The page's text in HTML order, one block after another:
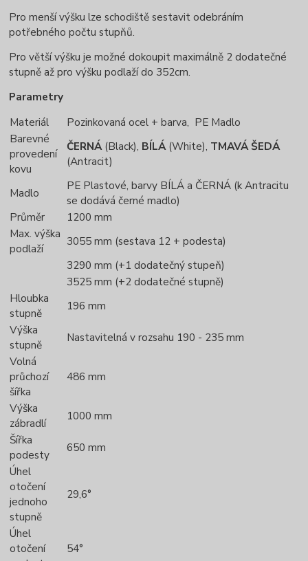
Pro menší výšku lze schodiště sestavit odebráním
potřebného počtu stupňů.
Pro větší výšku je možné dokoupit maximálně 2 dodatečné
stupně až pro výšku podlaží do 352cm.
Parametry
Materiál
Pozinkovaná ocel + barva, PE Madlo
Barevné
provedení
kovu
ČERNÁ(Black), BÍLÁ(White), TMAVÁ ŠEDÁ
(Antracit)
Madlo
PE Plastové, barvy BÍLÁ a ČERNÁ (k Antracitu
se dodává černé madlo)
Průměr
1200 mm
Max. výška
podlaží
3055 mm (sestava 12 + podesta)
3290 mm (+1 dodatečný stupeň)
3525 mm (+2 dodatečné stupně)
Hloubka
stupně
196 mm
Výška
stupně
Nastavitelná v rozsahu 190 - 235 mm
Volná
průchozí
šířka
486 mm
Výška
zábradlí
1000 mm
Šířka
podesty
650 mm
Úhel
otočení
jednoho
stupně
29,6°
Úhel
otočení
54°